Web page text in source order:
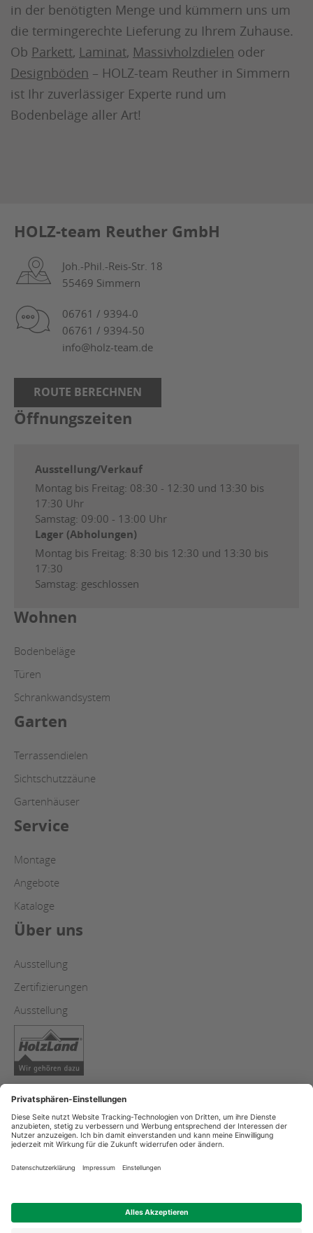
in der benötigten Menge und kümmern uns um
die termingerechte Lieferung zu Ihrem Zuhause.
Ob Parkett, Laminat, Massivholzdielen oder
Designböden – HOLZ-team Reuther in Simmern
ist Ihr zuverlässiger Experte rund um
Bodenbeläge aller Art!
HOLZ-team Reuther GmbH
Joh.-Phil.-Reis-Str. 18
55469 Simmern
06761 / 9394-0
06761 / 9394-50
info@holz-team.de
ROUTE BERECHNEN
Öffnungszeiten
Ausstellung/Verkauf
Montag bis Freitag: 08:30 - 12:30 und 13:30 bis
17:30 Uhr
Samstag: 09:00 - 13:00 Uhr
Lager (Abholungen)
Montag bis Freitag: 8:30 bis 12:30 und 13:30 bis
17:30
Samstag: geschlossen
Wohnen
Bodenbeläge
Türen
Schrankwandsystem
Garten
Terrassendielen
Sichtschutzzäune
Gartenhäuser
Service
Montage
Angebote
Kataloge
Über uns
Ausstellung
Zertifizierungen
Ausstellung
Datenschutzerklärung
Impressum